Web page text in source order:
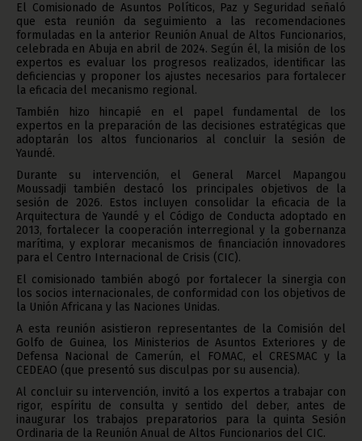
El Comisionado de Asuntos Políticos, Paz y Seguridad señaló
que esta reunión da seguimiento a las recomendaciones
formuladas en la anterior Reunión Anual de Altos Funcionarios,
celebrada en Abuja en abril de 2024. Según él, la misión de los
expertos es evaluar los progresos realizados, identificar las
deficiencias y proponer los ajustes necesarios para fortalecer
la eficacia del mecanismo regional.
También hizo hincapié en el papel fundamental de los
expertos en la preparación de las decisiones estratégicas que
adoptarán los altos funcionarios al concluir la sesión de
Yaundé.
Durante su intervención, el General Marcel Mapangou
Moussadji también destacó los principales objetivos de la
sesión de 2026. Estos incluyen consolidar la eficacia de la
Arquitectura de Yaundé y el Código de Conducta adoptado en
2013, fortalecer la cooperación interregional y la gobernanza
marítima, y ​​explorar mecanismos de financiación innovadores
para el Centro Internacional de Crisis (CIC).
El comisionado también abogó por fortalecer la sinergia con
los socios internacionales, de conformidad con los objetivos de
la Unión Africana y las Naciones Unidas.
A esta reunión asistieron representantes de la Comisión del
Golfo de Guinea, los Ministerios de Asuntos Exteriores y de
Defensa Nacional de Camerún, el FOMAC, el CRESMAC y la
CEDEAO (que presentó sus disculpas por su ausencia).
Al concluir su intervención, invitó a los expertos a trabajar con
rigor, espíritu de consulta y sentido del deber, antes de
inaugurar los trabajos preparatorios para la quinta Sesión
Ordinaria de la Reunión Anual de Altos Funcionarios del CIC.